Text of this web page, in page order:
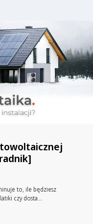
to, ile będziesz
czy dosta...